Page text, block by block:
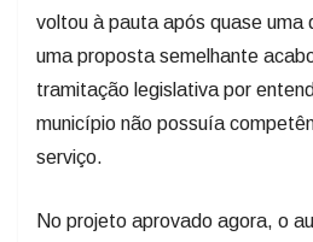
voltou à pauta após quase uma
uma proposta semelhante
tramitação legislativa por
município não possuía
serviço.
No projeto aprovado agora, o